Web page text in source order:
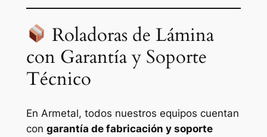
Roladoras de Lámina
con Garantía y Soporte
Técnico
En Armetal, todos nuestros equipos cuentan
con garantía de fabricación y soporte